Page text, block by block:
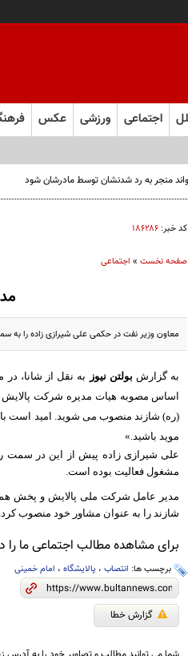
اجتماعی ورزشی عکس
منجر به رد شدنشان توسط مادرشان شود
کد خبر: ۱۸۶۲۸۶
صفحه نخست» اجتماعی
معاون وزیر نفت در حکمی علی شیرازی زاده را
به گزارش بولتن نیوز
به نقل از شانا،
اساس مصوبه هیات مدیره شرکت پالایش
(ره) شازند منصوب می شوید. امید است با
موید باشید.»
علی شیرازی زاده پیش از این در
مشغول فعالیت بوده است.
مدیر عامل شرکت ملی پالایش و پخش
شازند را به عنوان مشاور خود منصوب کرد.
برای مشاهده مطالب اجتماعی ما را
برچسب ها: انتصاب، پالایشگاه، امام خمینی
گزارش خطا